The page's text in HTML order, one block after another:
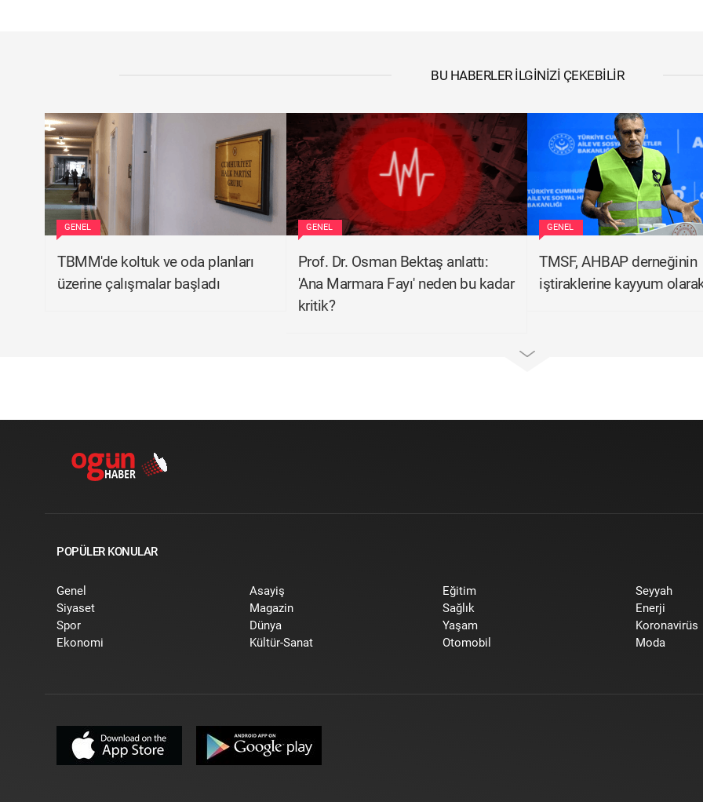
BU HABERLER İLGINIZI ÇEKEBILIR
GENEL
TBMM'de koltuk ve oda planları
üzerine çalışmalar başladı
GENEL
Prof. Dr. Osman Bektaş anlattı:
'Ana Marmara Fayı' neden bu kadar
kritik?
GENEL
TMSF, AHBAP derneğinin
iştiraklerine kayyum
POPÜLER KONULAR
Genel
Siyaset
Spor
Ekonomi
Asayiş
Magazin
Dünya
Kültür-Sanat
Eğitim
Sağlık
Yaşam
Otomobil
Seyyah
Enerji
Koronavirüs
Moda